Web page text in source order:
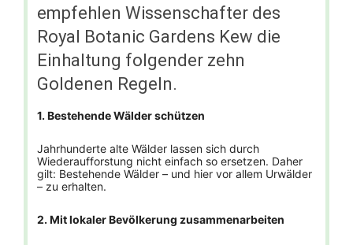
empfehlen Wissenschafter des
Royal Botanic Gardens Kew die
Einhaltung folgender zehn
Goldenen Regeln.
1. Bestehende Wälder schützen
Jahrhunderte alte Wälder lassen sich durch
Wiederaufforstung nicht einfach so ersetzen. Daher
gilt: Bestehende Wälder – und hier vor allem Urwälder
– zu erhalten.
2. Mit lokaler Bevölkerung zusammenarbeiten